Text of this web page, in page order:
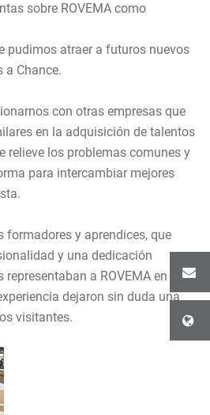
sobre ROVEMA como
pudimos atraer a futuros nuevos
a Chance.
con otras empresas que
en la adquisición de talentos
relieve los problemas comunes y
para intercambiar mejores
formadores y aprendices, que
y una dedicación
a ROVEMA en la
dejaron sin duda una
visitantes.